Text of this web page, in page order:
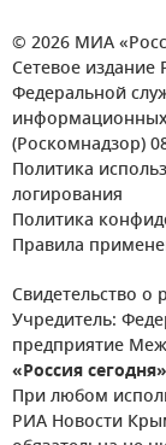
© 2026 МИА
Сетевое издание
Федеральной
(Роскомнадзор)
Политика
логирования
Политика
Правила
Свидетельство о
Учредитель:
предприятие
«Россия сегодня»
При любом
РИА Новости